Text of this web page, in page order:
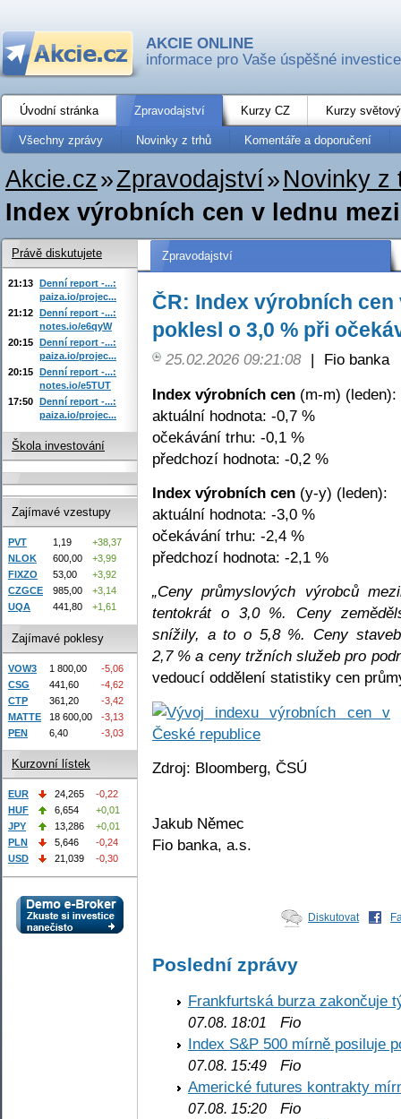
AKCIE ONLINE
informace pro Vaše úspěšné investice
Úvodní stránka Zpravodajství Kurzy CZ Kurzy
Všechny zprávy Novinky z trhů Komentáře a doporučení
Akcie.cz»Zpravodajství» Novinky z
Index výrobních cen v lednu
Zpravodajství
ČR: Index výrobních
poklesl o 3,0 % při
25.02.2026 09:21:08 |
Fio banka
Index výrobních cen (m-m) (leden):
aktuální hodnota: -0,7 %
očekávání trhu: -0,1 %
předchozí hodnota: -0,2 %
Index výrobních cen (y-y) (leden):
aktuální hodnota: -3,0 %
očekávání trhu: -2,4 %
předchozí hodnota: -2,1 %
„Ceny průmyslových výrobců
tentokrát o 3,0 %. Ceny
snížily, a to o 5,8 %. Ceny
2,7 % a ceny tržních služeb pro
vedoucí oddělení statistiky cen
Zdroj: Bloomberg, ČSÚ
Jakub Němec
Fio banka, a.s.
Diskutovat
Poslední zprávy
Frankfurtská burza zakončuje
07.08. 18:01
Fio
Index S&P 500 mírně posiluje
07.08. 15:49 Fio
Americké futures kontrakty
07.08. 15:20 Fio
Právě diskutujete
21:13 Denní report -...:
paiza.io/projec...
21:12 Denní report -...:
notes.io/e6qyW
20:15 Denní report -...:
paiza.io/projec...
20:15 Denní report -...:
notes.io/e5TUT
17:50 Denní report -...:
paiza.io/projec...
Škola investování
Zajímavé vzestupy
PVT 1,19
+38,37
NLOK
600,00
+3,99
FIXZO
53,00
+3,92
CZGCE
985,00
+3,14
UQA
441,80 +1,61
Zajímavé poklesy
VOW3 1 800,00
-5,06
CSG
441,60
-4,62
CTP
361,20
-3,42
MATTE
18 600,00
-3,13
PEN
6,40 -3,03
Kurzovní lístek
EUR 24,265
-0,22
HUF
6,654
+0,01
JPY
13,286
+0,01
PLN
5,646
-0,24
USD
21,039 -0,30